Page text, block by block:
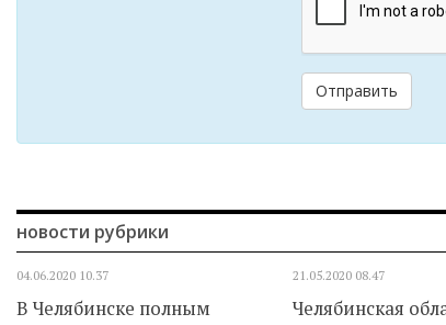
Отправить
новости рубрики
04.06.2020 10.37
В Челябинске полным
21.05.2020 08.47
Челябинская